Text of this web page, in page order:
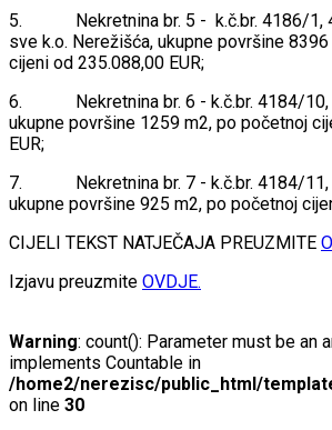
5. Nekretnina br. 5 - k.č.br. 4186/1,
sve k.o. Nerežišća, ukupne površine
cijeni od 235.088,00 EUR;
6. Nekretnina br. 6 - k.č.br. 4184/10,
ukupne površine 1259 m2, po početnoj
EUR;
7. Nekretnina br. 7 - k.č.br. 4184/11,
ukupne površine 925 m2, po početnoj
CIJELI TEKST NATJEČAJA PREUZMITE
Izjavu preuzmite OVDJE.
Warning: count(): Parameter must be an
implements Countable in
/home2/nerezisc/public_html/
on line 30